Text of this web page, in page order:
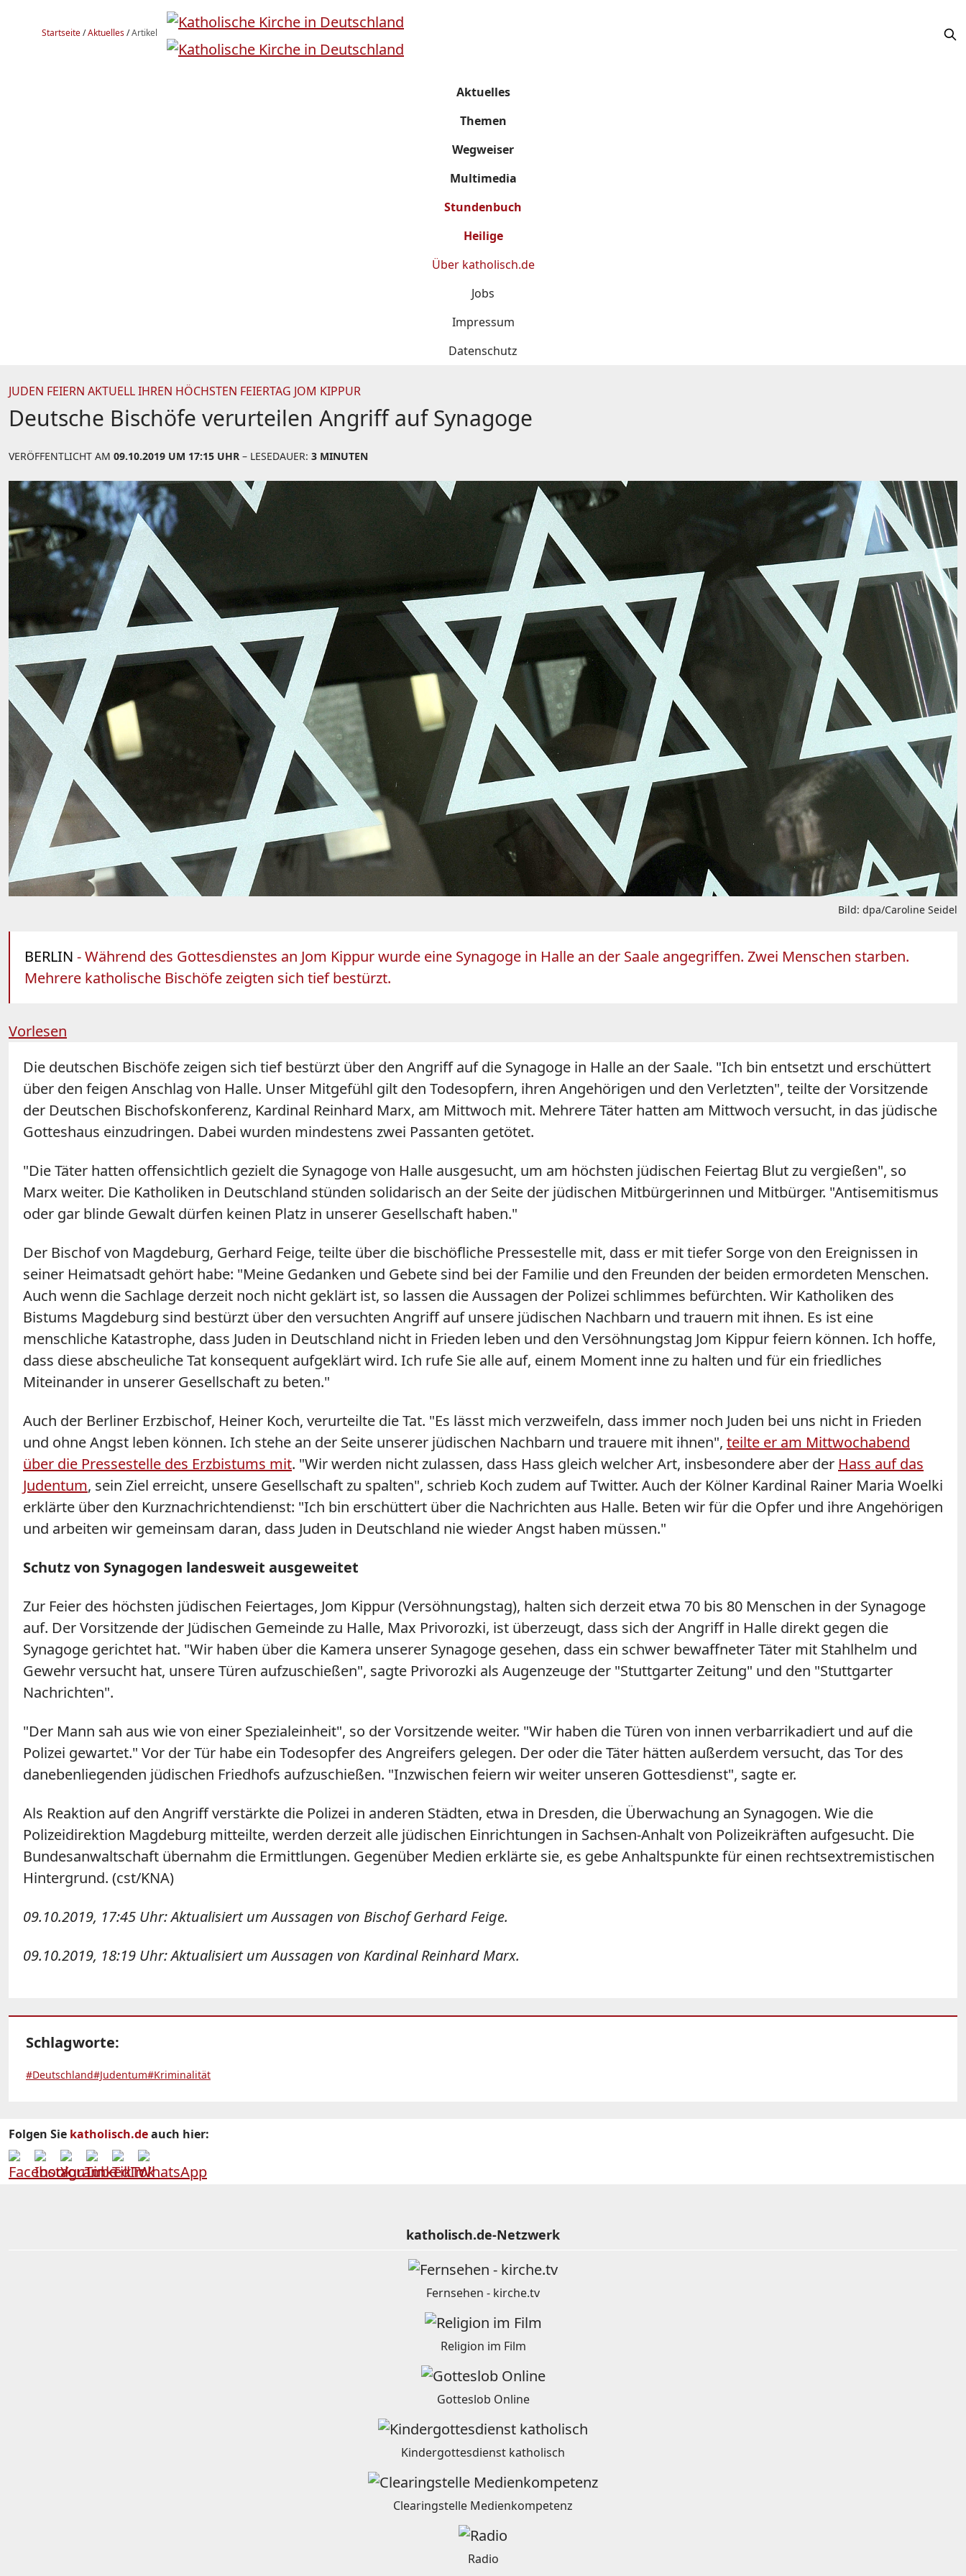
Startseite/Aktuelles/Artikel
Aktuelles
Themen
Wegweiser
Multimedia
Stundenbuch
Heilige
Über katholisch.de
Jobs
Impressum
Datenschutz
JUDEN FEIERN AKTUELL IHREN HÖCHSTEN FEIERTAG JOM KIPPUR
Deutsche Bischöfe verurteilen Angriff auf Synagoge
VERÖFFENTLICHT AM 09.10.2019 UM 17:15 UHR – LESEDAUER: 3 MINUTEN
Bild: dpa/Caroline Seidel
BERLIN - Während des Gottesdienstes an Jom Kippur wurde eine Synagoge in Halle an der Saale angegriffen. Zwei Menschen starben.
Mehrere katholische Bischöfe zeigten sich tief bestürzt.
Vorlesen
Die deutschen Bischöfe zeigen sich tief bestürzt über den Angriff auf die Synagoge in Halle an der Saale. "Ich bin entsetzt und erschüttert
über den feigen Anschlag von Halle. Unser Mitgefühl gilt den Todesopfern, ihren Angehörigen und den Verletzten", teilte der Vorsitzende
der Deutschen Bischofskonferenz, Kardinal Reinhard Marx, am Mittwoch mit. Mehrere Täter hatten am Mittwoch versucht, in das jüdische
Gotteshaus einzudringen. Dabei wurden mindestens zwei Passanten getötet.
"Die Täter hatten offensichtlich gezielt die Synagoge von Halle ausgesucht, um am höchsten jüdischen Feiertag Blut zu vergießen", so
Marx weiter. Die Katholiken in Deutschland stünden solidarisch an der Seite der jüdischen Mitbürgerinnen und Mitbürger. "Antisemitismus
oder gar blinde Gewalt dürfen keinen Platz in unserer Gesellschaft haben."
Der Bischof von Magdeburg, Gerhard Feige, teilte über die bischöfliche Pressestelle mit, dass er mit tiefer Sorge von den Ereignissen in
seiner Heimatsadt gehört habe: "Meine Gedanken und Gebete sind bei der Familie und den Freunden der beiden ermordeten Menschen.
Auch wenn die Sachlage derzeit noch nicht geklärt ist, so lassen die Aussagen der Polizei schlimmes befürchten. Wir Katholiken des
Bistums Magdeburg sind bestürzt über den versuchten Angriff auf unsere jüdischen Nachbarn und trauern mit ihnen. Es ist eine
menschliche Katastrophe, dass Juden in Deutschland nicht in Frieden leben und den Versöhnungstag Jom Kippur feiern können. Ich hoffe,
dass diese abscheuliche Tat konsequent aufgeklärt wird. Ich rufe Sie alle auf, einem Moment inne zu halten und für ein friedliches
Miteinander in unserer Gesellschaft zu beten."
Auch der Berliner Erzbischof, Heiner Koch, verurteilte die Tat. "Es lässt mich verzweifeln, dass immer noch Juden bei uns nicht in Frieden
und ohne Angst leben können. Ich stehe an der Seite unserer jüdischen Nachbarn und trauere mit ihnen", teilte er am Mittwochabend
über die Pressestelle des Erzbistums mit. "Wir werden nicht zulassen, dass Hass gleich welcher Art, insbesondere aber der Hass auf das
Judentum, sein Ziel erreicht, unsere Gesellschaft zu spalten", schrieb Koch zudem auf Twitter. Auch der Kölner Kardinal Rainer Maria Woelki
erklärte über den Kurznachrichtendienst: "Ich bin erschüttert über die Nachrichten aus Halle. Beten wir für die Opfer und ihre Angehörigen
und arbeiten wir gemeinsam daran, dass Juden in Deutschland nie wieder Angst haben müssen."
Schutz von Synagogen landesweit ausgeweitet
Zur Feier des höchsten jüdischen Feiertages, Jom Kippur (Versöhnungstag), halten sich derzeit etwa 70 bis 80 Menschen in der Synagoge
auf. Der Vorsitzende der Jüdischen Gemeinde zu Halle, Max Privorozki, ist überzeugt, dass sich der Angriff in Halle direkt gegen die
Synagoge gerichtet hat. "Wir haben über die Kamera unserer Synagoge gesehen, dass ein schwer bewaffneter Täter mit Stahlhelm und
Gewehr versucht hat, unsere Türen aufzuschießen", sagte Privorozki als Augenzeuge der "Stuttgarter Zeitung" und den "Stuttgarter
Nachrichten".
"Der Mann sah aus wie von einer Spezialeinheit", so der Vorsitzende weiter. "Wir haben die Türen von innen verbarrikadiert und auf die
Polizei gewartet." Vor der Tür habe ein Todesopfer des Angreifers gelegen. Der oder die Täter hätten außerdem versucht, das Tor des
danebenliegenden jüdischen Friedhofs aufzuschießen. "Inzwischen feiern wir weiter unseren Gottesdienst", sagte er.
Als Reaktion auf den Angriff verstärkte die Polizei in anderen Städten, etwa in Dresden, die Überwachung an Synagogen. Wie die
Polizeidirektion Magdeburg mitteilte, werden derzeit alle jüdischen Einrichtungen in Sachsen-Anhalt von Polizeikräften aufgesucht. Die
Bundesanwaltschaft übernahm die Ermittlungen. Gegenüber Medien erklärte sie, es gebe Anhaltspunkte für einen rechtsextremistischen
Hintergrund. (cst/KNA)
09.10.2019, 17:45 Uhr: Aktualisiert um Aussagen von Bischof Gerhard Feige.
09.10.2019, 18:19 Uhr: Aktualisiert um Aussagen von Kardinal Reinhard Marx.
Schlagworte:
#Deutschland#Judentum#Kriminalität
Folgen Sie katholisch.deauch hier:
katholisch.de-Netzwerk
Fernsehen - kirche.tv
Religion im Film
Gotteslob Online
Kindergottesdienst katholisch
Clearingstelle Medienkompetenz
Radio